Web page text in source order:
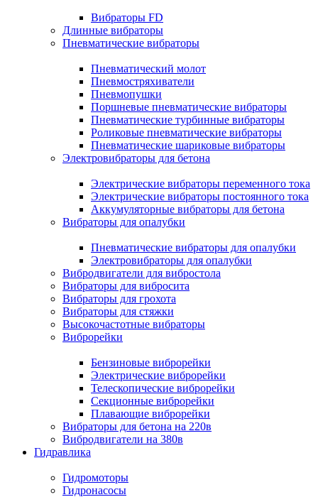
Вибраторы FD
Длинные вибраторы
Пневматические вибраторы
Пневматический молот
Пневмостряхиватели
Пневмопушки
Поршневые пневматические вибраторы
Пневматические турбинные вибраторы
Роликовые пневматические вибраторы
Пневматические шариковые вибраторы
Электровибраторы для бетона
Электрические вибраторы переменного тока
Электрические вибраторы постоянного тока
Аккумуляторные вибраторы для бетона
Вибраторы для опалубки
Пневматические вибраторы для опалубки
Электровибраторы для опалубки
Вибродвигатели для вибростола
Вибраторы для вибросита
Вибраторы для грохота
Вибраторы для стяжки
Высокочастотные вибраторы
Виброрейки
Бензиновые виброрейки
Электрические виброрейки
Телескопические виброрейки
Секционные виброрейки
Плавающие виброрейки
Вибраторы для бетона на 220в
Вибродвигатели на 380в
Гидравлика
Гидромоторы
Гидронасосы